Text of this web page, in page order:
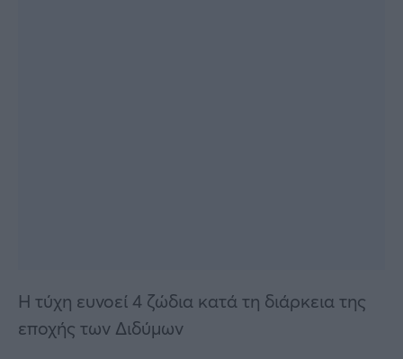
Η τύχη ευνοεί 4 ζώδια κατά τη διάρκεια της
εποχής των Διδύμων